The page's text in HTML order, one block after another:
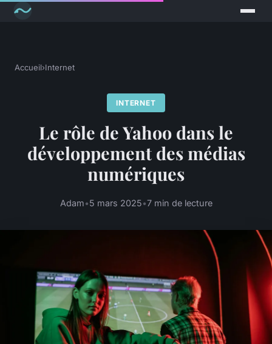
Accueil›Internet
INTERNET
Le rôle de Yahoo dans le
développement des médias
numériques
Adam•5 mars 2025•7 min de lecture